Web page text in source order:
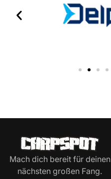
Mach dich bereit für deinen
nächsten großen Fang.